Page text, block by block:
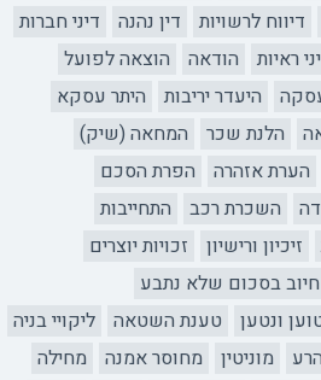
דיווח לרשויות דין נהנה
דיני חברות
ראיות הודאה
הוצאה לפועל
היעדר יריבות
היתר עסקא
הלנת שכר
המחאה (שיק)
הערת אזהרה
הפרת הסכם
השכרת רכב
התחייבות
זיכיון ורישיון
זכויות יוצרים
חיוב בסכום שלא נתבע
ונטען טענת השטאה
ליקויי בניה
מוניטין מחוסר אמנה
מחילה